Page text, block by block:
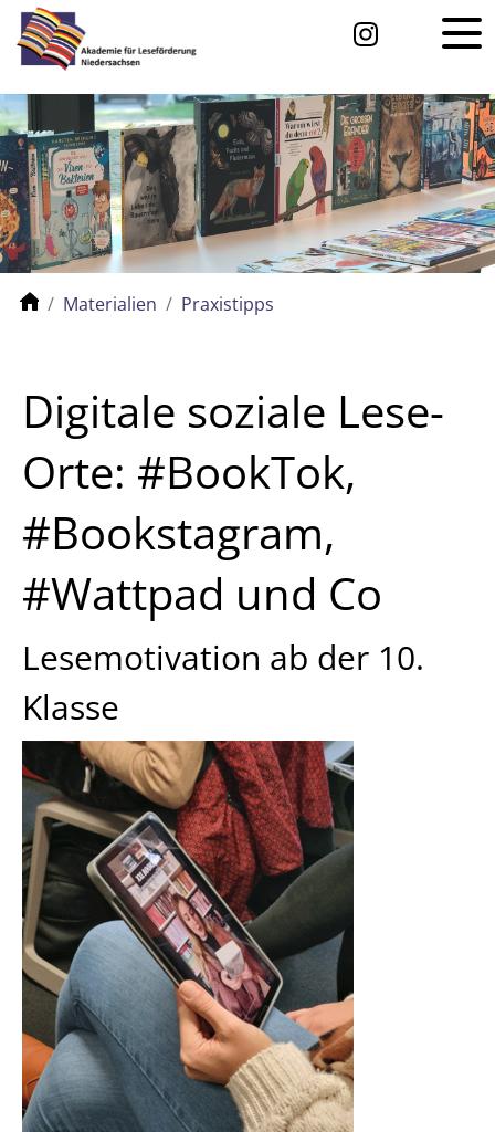
Materialien Praxistipps
Digitale soziale Lese-
Orte: #BookTok,
#Bookstagram,
#Wattpad und Co
Lesemotivation ab der 10.
Klasse